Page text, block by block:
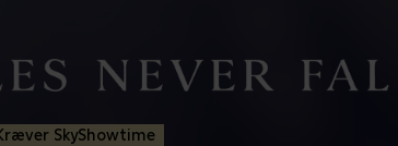
SkyShowtime